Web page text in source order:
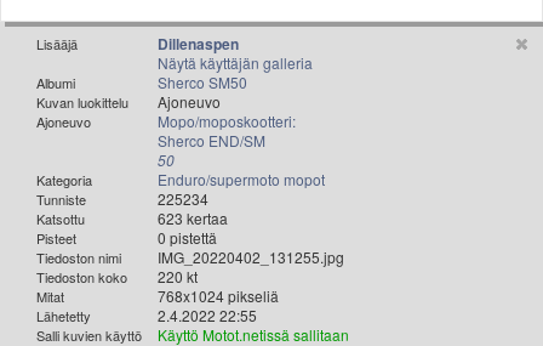
Lisääjä Dillenaspen
Näytä käyttäjän galleria
Albumi Sherco SM50
Kuvan luokittelu Ajoneuvo
Ajoneuvo
Mopo/moposkootteri:
Sherco END/SM
50
Kategoria Enduro/supermoto mopot
Tunniste 225234
Katsottu 623 kertaa
Pisteet 0 pistettä
Tiedoston nimi IMG_20220402_131255.jpg
Tiedoston koko 220 kt
Mitat 768x1024 pikseliä
Lähetetty 2.4.2022 22:55
Salli kuvien käyttö Käyttö Motot.netissä sallitaan